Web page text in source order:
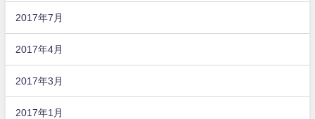
2017年7月
2017年4月
2017年3月
2017年1月